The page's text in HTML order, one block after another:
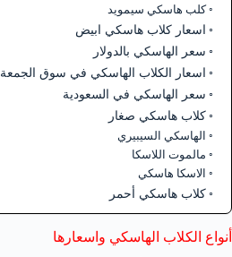
كلب هاسكي سيمويد
اسعار كلاب هاسكي ابيض
سعر الهاسكي بالدولار
اسعار الكلاب الهاسكي في سوق الجمعة
سعر الهاسكي في السعودية
كلاب هاسكي صغار
الهاسكي السيبيري
مالموت اللاسكا
الاسكا هاسكي
كلاب هاسكي أحمر
أنواع الكلاب الهاسكي واسعارها